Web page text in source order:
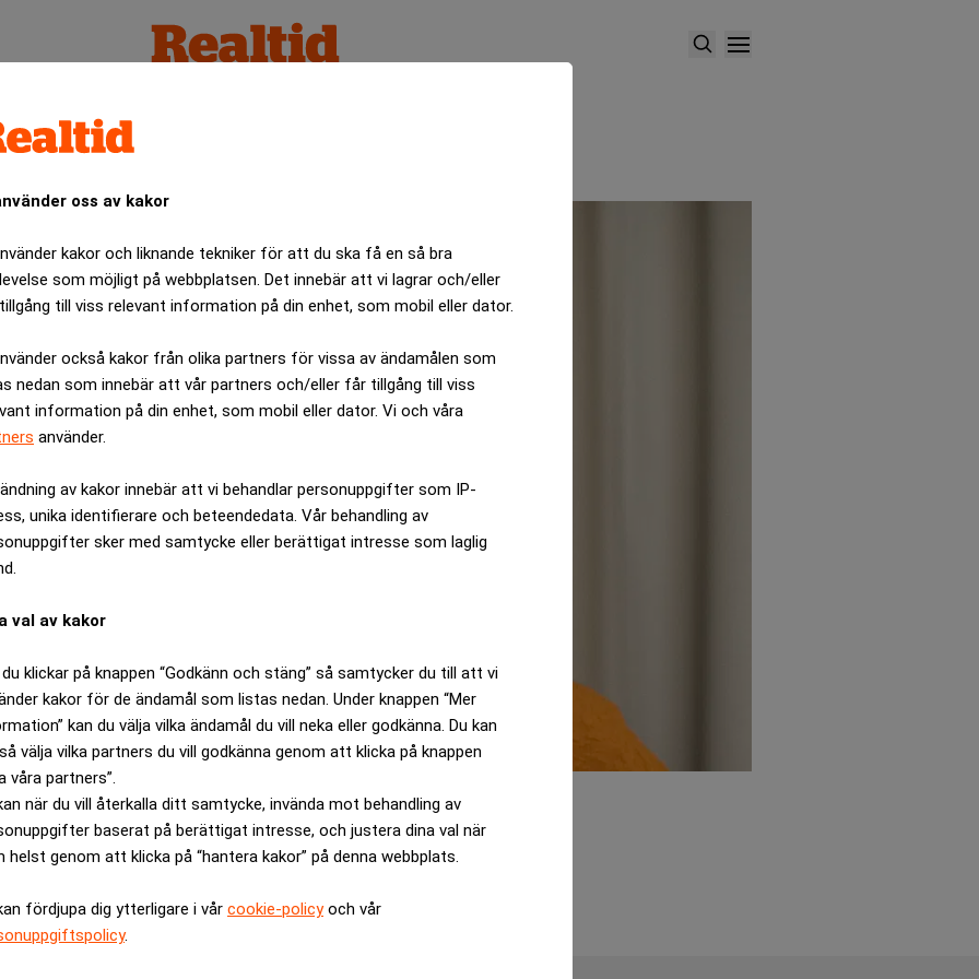
oss av kakor
kakor och liknande tekniker för att du ska få en så bra
som möjligt på webbplatsen. Det innebär att vi lagrar och/eller
till viss relevant information på din enhet, som mobil eller dator.
också kakor från olika partners för vissa av ändamålen som
nedan som innebär att vår partners och/eller får tillgång till viss
information på din enhet, som mobil eller dator. Vi och våra
använder.
av kakor innebär att vi behandlar personuppgifter som IP-
unika identifierare och beteendedata. Vår behandling av
sker med samtycke eller berättigat intresse som laglig
val av kakor
klickar på knappen “Godkänn och stäng” så samtycker du till att vi
kakor för de ändamål som listas nedan. Under knappen “Mer
kan du välja vilka ändamål du vill neka eller godkänna. Du kan
välja vilka partners du vill godkänna genom att klicka på knappen
våra partners”.
när du vill återkalla ditt samtycke, invända mot behandling av
baserat på berättigat intresse, och justera dina val när
helst genom att klicka på “hantera kakor” på denna webbplats.
fördjupa dig ytterligare i vår cookie-policyoch vår
.
– här är undantagen